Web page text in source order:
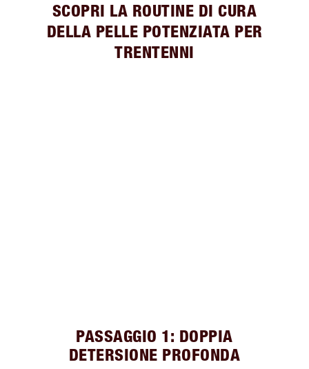
SCOPRI LA ROUTINE DI CURA
DELLA PELLE POTENZIATA PER
TRENTENNI
PASSAGGIO 1: DOPPIA
DETERSIONE PROFONDA